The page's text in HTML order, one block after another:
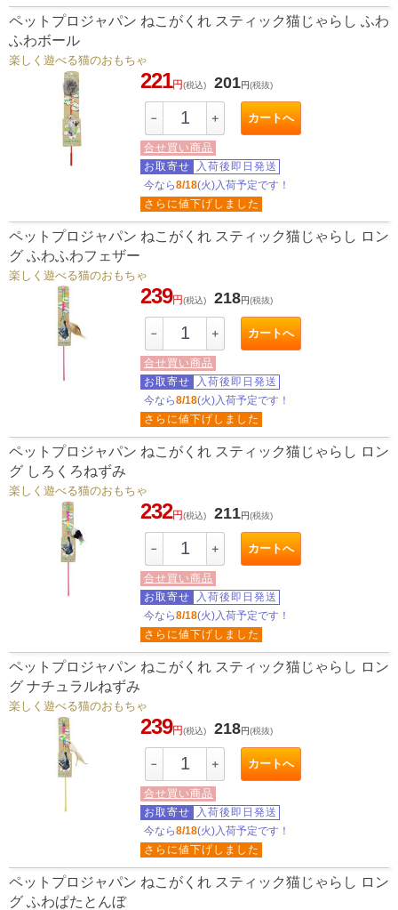
ペットプロジャパン ねこがくれ スティック猫じゃらし ふわ
ふわボール
楽しく遊べる猫のおもちゃ
221円(税込) 201円(税抜)
－ ＋ カートへ
合せ買い商品
お取寄せ
入荷後即日発送
今なら8/18(火)入荷予定です！
さらに値下げしました
ペットプロジャパン ねこがくれ スティック猫じゃらし ロン
グ ふわふわフェザー
楽しく遊べる猫のおもちゃ
239円(税込) 218円(税抜)
－ ＋ カートへ
合せ買い商品
お取寄せ
入荷後即日発送
今なら8/18(火)入荷予定です！
さらに値下げしました
ペットプロジャパン ねこがくれ スティック猫じゃらし ロン
グ しろくろねずみ
楽しく遊べる猫のおもちゃ
232円(税込) 211円(税抜)
－ ＋ カートへ
合せ買い商品
お取寄せ
入荷後即日発送
今なら8/18(火)入荷予定です！
さらに値下げしました
ペットプロジャパン ねこがくれ スティック猫じゃらし ロン
グ ナチュラルねずみ
楽しく遊べる猫のおもちゃ
239円(税込) 218円(税抜)
－ ＋ カートへ
合せ買い商品
お取寄せ
入荷後即日発送
今なら8/18(火)入荷予定です！
さらに値下げしました
ペットプロジャパン ねこがくれ スティック猫じゃらし ロン
グ ふわぱたとんぼ